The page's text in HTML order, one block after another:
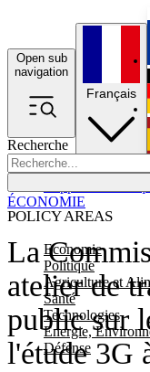
Open sub
navigation
Recherche
POLICY AREAS
Economie
Politique
Agriculture et
Santé
Technologies
Energie,
Défense
Français
La
atelier de
public sur
l'étude 3G
ÉCONOMIE